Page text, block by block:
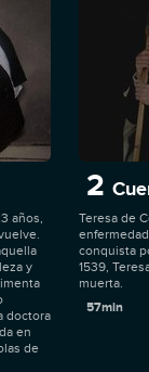
años,
y
doctora
en
de
2
Teresa de
conquista
1539,
muerta.
57min